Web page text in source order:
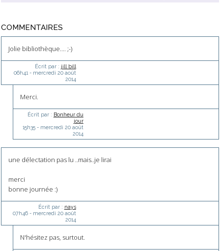
COMMENTAIRES
Jolie bibliothèque.... ;-)
Écrit par : jill bill
06h41 - mercredi 20 août
2014
Merci.
Écrit par : Bonheur du
jour
15h35- mercredi 20 août
2014
une délectation pas lu ..mais..je lirai
merci
bonne journée :)
Écrit par : nays
07h46- mercredi 20 août
2014
N'hésitez pas, surtout.